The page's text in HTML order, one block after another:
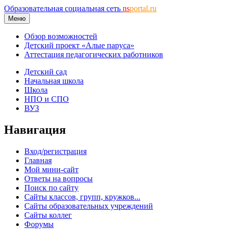
Образовательная социальная сеть nsportal.ru
Меню
Обзор возможностей
Детский проект «Алые паруса»
Аттестация педагогических работников
Детский сад
Начальная школа
Школа
НПО и СПО
ВУЗ
Навигация
Вход/регистрация
Главная
Мой мини-сайт
Ответы на вопросы
Поиск по сайту
Сайты классов, групп, кружков...
Сайты образовательных учреждений
Сайты коллег
Форумы